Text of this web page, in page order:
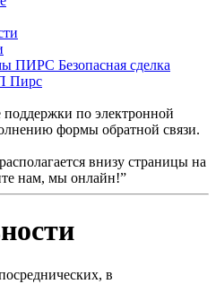
ПИРС Безопасная сделка
Пирс
поддержки по электронной
формы обратной связи.
внизу страницы на
нам, мы онлайн!”
в